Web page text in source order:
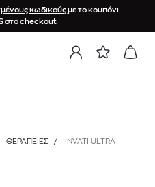
κωδικούςμε το κουπόνι
στο checkout.
ΘΕΡΑΠΕΊΕΣ /
INVATI ULTRA